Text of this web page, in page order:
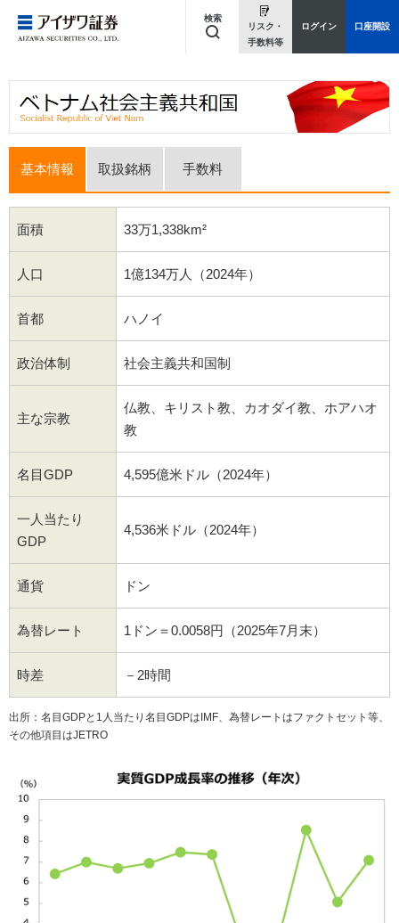
検索
キーワードを入力してください
リスク・
手数料等
ログイン 口座開設
基本情報 取扱銘柄 手数料
面積 33万1,338km²
人口 1億134万人（2024年）
首都 ハノイ
政治体制 社会主義共和国制
主な宗教
仏教、キリスト教、カオダイ教、ホアハオ
教
名目GDP 4,595億米ドル（2024年）
一人当たり
GDP
4,536米ドル（2024年）
通貨 ドン
為替レート 1ドン＝0.0058円（2025年7月末）
時差 －2時間
出所：名目GDPと1人当たり名目GDPはIMF、為替レートはファクトセット等、
その他項目はJETRO